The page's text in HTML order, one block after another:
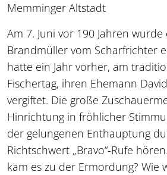
Memminger Altstadt
Am 7. Juni vor 190 Jahren
Brandmüller vom Scharfrichter
hatte ein Jahr vorher, am
Fischertag, ihren Ehemann
vergiftet. Die große
Hinrichtung in fröhlicher
der gelungenen Enthauptung
Richtschwert „Bravo“-Rufe
kam es zu der Ermordung? Wie